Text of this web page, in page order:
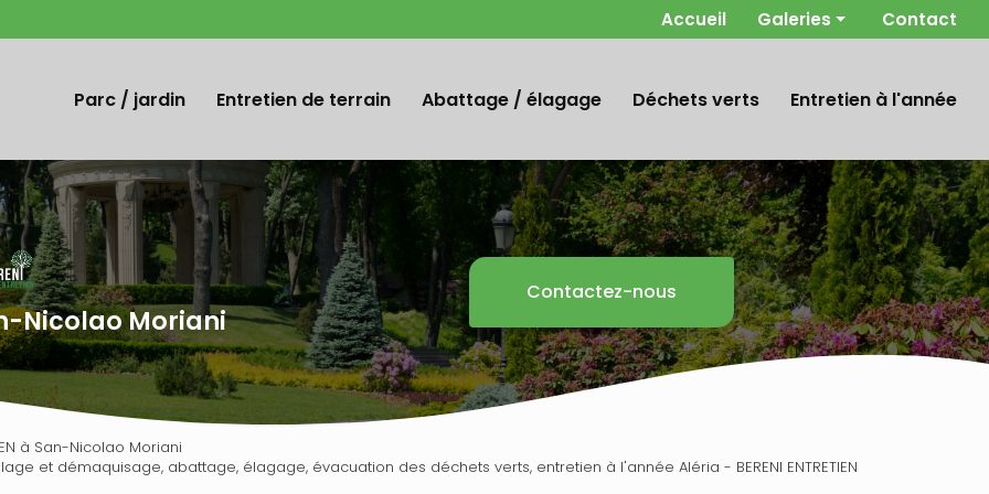
Accueil
Galeries
Entretien de terrain
Déchets verts
Contact
Parc / jardin
Entretien de terrain Abattage / élagage Déchets verts Entretien à l'année
Nicolao Moriani
Contactez-nous
à San-Nicolao Moriani
et démaquisage, abattage, élagage, évacuation des déchets verts, entretien à l'année Aléria - BERENI ENTRETIEN